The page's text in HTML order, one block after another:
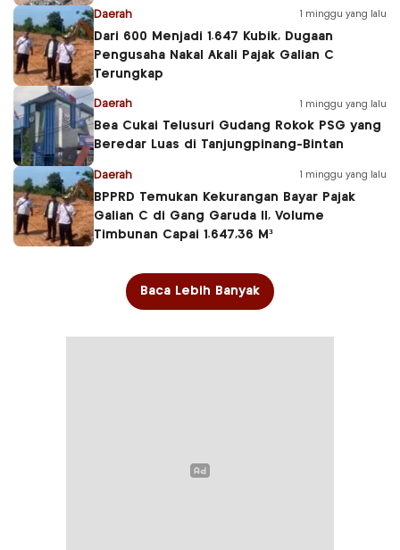
Daerah 1 minggu yang lalu
Dari 600 Menjadi 1.647 Kubik, Dugaan
Pengusaha Nakal Akali Pajak Galian C
Terungkap
Daerah 1 minggu yang lalu
Bea Cukai Telusuri Gudang Rokok PSG yang
Beredar Luas di Tanjungpinang-Bintan
Daerah 1 minggu yang lalu
BPPRD Temukan Kekurangan Bayar Pajak
Galian C di Gang Garuda II, Volume
Timbunan Capai 1.647,36 M³
Baca Lebih Banyak